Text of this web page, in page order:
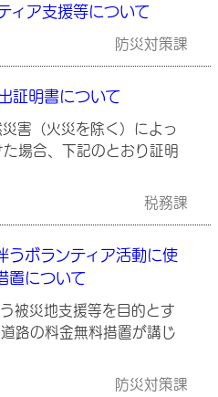
ィア支援等について
防災対策課
証明書について
害（火災を除く）によっ
場合、下記のとおり証明
税務課
うボランティア活動に使
置について
被災地支援等を目的とす
路の料金無料措置が講じ
防災対策課